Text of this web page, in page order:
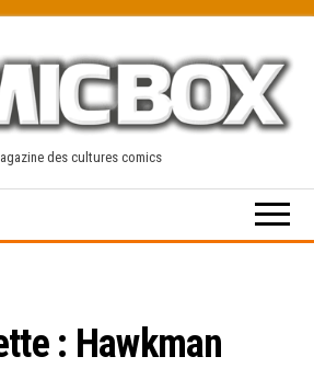
des cultures comics
: Hawkman